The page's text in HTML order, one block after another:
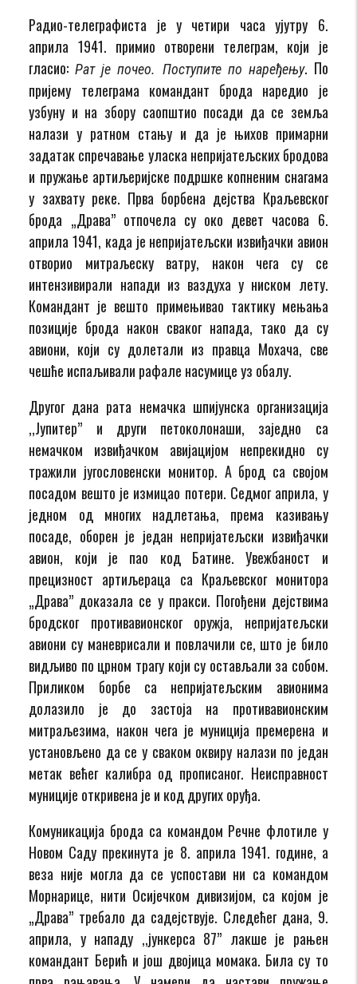
Радио-телеграфиста је у четири часа ујутру 6.
априла 1941. примио отворени телеграм, који је
гласио:Рат је почео. Поступите по наређењу. По
пријему телеграма командант брода наредио је
узбуну и на збору саопштио посади да се земља
налази у ратном стању и да је њихов примарни
задатак спречавање уласка непријатељских бродова
и пружање артиљеријске подршке копненим снагама
у захвату реке. Прва борбена дејства Краљевског
брода „Драва” отпочела су око девет часова 6.
априла 1941, када је непријатељски извиђачки авион
отворио митраљеску ватру, након чега су се
интензивирали напади из ваздуха у ниском лету.
Командант је вешто примењивао тактику мењања
позиције брода након сваког напада, тако да су
авиони, који су долетали из правца Мохача, све
чешће испаљивали рафале насумице уз обалу.
Другог дана рата немачка шпијунска организација
,,Јупитер” и други петоколонаши, заједно са
немачком извиђачком авијацијом непрекидно су
тражили југословенски монитор. А брод са својом
посадом вешто је измицао потери. Седмог априла, у
једном од многих надлетања, према казивању
посаде, оборен је један непријатељски извиђачки
авион, који је пао код Батине. Увежбаност и
прецизност артиљераца са Краљевског монитора
„Драва” доказала се у пракси. Погођени дејствима
бродског противавионског оружја, непријатељски
авиони су маневрисали и повлачили се, што је било
видљиво по црном трагу који су остављали за собом.
Приликом борбе са непријатељским авионима
долазило је до застоја на противавионским
митраљезима, након чега је муниција премерена и
установљено да се у сваком оквиру налази по један
метак већег калибра од прописаног. Неисправност
муниције откривена је и код других оруђа.
Комуникација брода са командом Речне флотиле у
Новом Саду прекинута је 8. априла 1941. године, а
веза није могла да се успостави ни са командом
Морнарице, нити Осијечком дивизијом, са којом је
„Драва” требало да садејствује. Следећег дана, 9.
априла, у нападу ,,јункерса 87” лакше је рањен
командант Берић и још двојица момака. Била су то